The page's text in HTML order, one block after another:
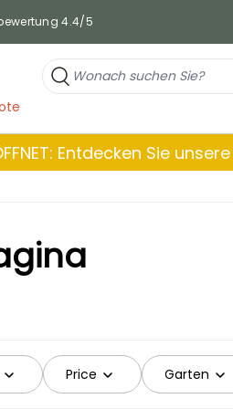
4.4/5
Entdecken Sie
Price Garten